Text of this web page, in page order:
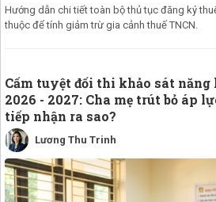
Hướng dẫn chi tiết toàn bộ thủ tục đăng ký
thuộc để tính giảm trừ gia cảnh thuế TNCN.
Cấm tuyệt đối thi khảo sát năng
2026 - 2027: Cha mẹ trút bỏ áp
tiếp nhận ra sao?
Lương Thu Trinh